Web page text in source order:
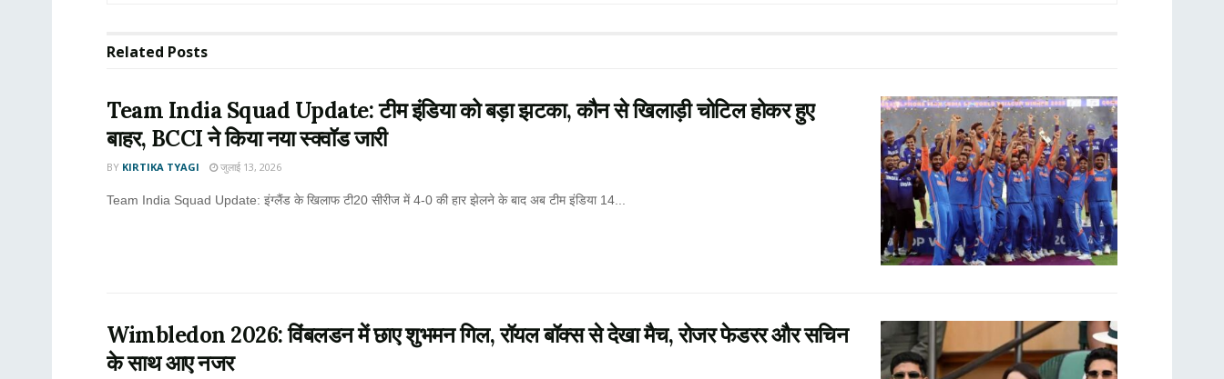
Related Posts
Team India Squad Update: टीम इंडिया को बड़ा झटका, कौन से खिलाड़ी चोटिल होकर हुए
बाहर, BCCI ने किया नया स्क्वॉड जारी
BY KIRTIKA TYAGI जुलाई 13, 2026
Team India Squad Update: इंग्लैंड के खिलाफ टी20 सीरीज में 4-0 की हार झेलने के बाद अब टीम इंडिया 14...
Wimbledon 2026: विंबलडन में छाए शुभमन गिल, रॉयल बॉक्स से देखा मैच, रोजर फेडरर और सचिन
के साथ आए नजर